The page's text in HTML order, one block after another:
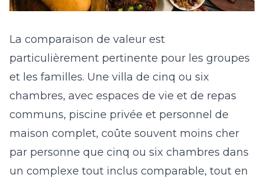
La comparaison de valeur est
particulièrement pertinente pour les groupes
et les familles. Une villa de cinq ou six
chambres, avec espaces de vie et de repas
communs, piscine privée et personnel de
maison complet, coûte souvent moins cher
par personne que cinq ou six chambres dans
un complexe tout inclus comparable, tout en